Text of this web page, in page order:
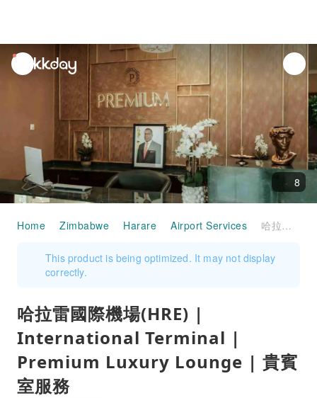
unread
notifications
8
Home Zimbabwe Harare Airport Services 哈拉雷國際機場(HRE) | International Terminal | Premium Luxury Lounge | 貴賓室服務
This product is being optimized. It may not display
correctly.
哈拉雷國際機場(HRE) |
International Terminal |
Premium Luxury Lounge | 貴賓
室服務